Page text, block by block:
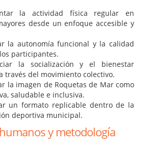
la actividad física regular en
desde un enfoque accesible y
la autonomía funcional y la calidad
participantes.
la socialización y el bienestar
través del movimiento colectivo.
la imagen de Roquetas de Mar como
saludable e inclusiva.
un formato replicable dentro de la
deportiva municipal.
y metodología